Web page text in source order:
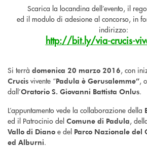
Scarica la locandina dell’evento, il
ed il modulo di adesione al concorso, in
indirizzo:
http://bit.ly/via-crucis-
Si terrà domenica 20 marzo 2016, con
Crucis vivente “Padula è Gerusalemme”,
dall’Oratorio S. Giovanni Battista Onlus.
L’appuntamento vede la collaborazione della
ed il Patrocinio del Comune di Padula,
Vallo di Diano e del Parco Nazionale del
ed Alburni.